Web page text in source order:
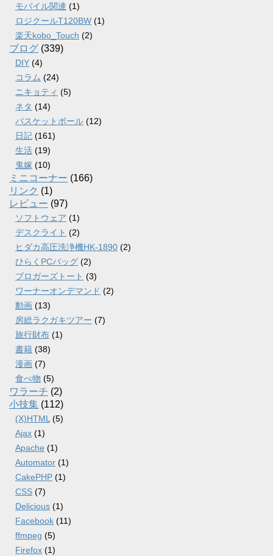
モバイル関連 (1)
ロジクールT120BW (1)
楽天kobo_Touch (2)
ブログ (339)
DIY (4)
コラム (24)
ニキョティ (5)
ネタ (14)
バスケットボール (12)
日記 (161)
生活 (19)
鬼嫁 (10)
ミニコーナー (166)
リンク (1)
レビュー (97)
ソフトウェア (1)
デスクライト (2)
ヒダカ高圧洗浄機HK-1890 (2)
ひらくPCバッグ (2)
ブロガーズトート (3)
ワーナーオンデマンド (2)
動画 (13)
房総ラクガキツアー (7)
旅行財布 (1)
書籍 (38)
漫画 (7)
食べ物 (5)
ワラーチ (2)
小技集 (112)
(X)HTML (5)
Ajax (1)
Apache (1)
Automator (1)
CakePHP (1)
CSS (7)
Delicious (1)
Facebook (11)
ffmpeg (5)
Firefox (1)